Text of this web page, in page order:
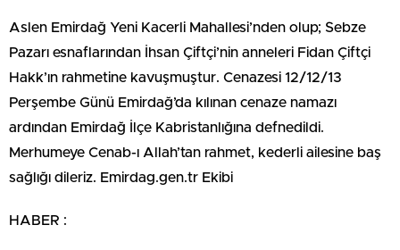
Aslen Emirdağ Yeni Kacerli Mahallesi’nden olup; Sebze
Pazarı esnaflarından İhsan Çiftçi’nin anneleri Fidan Çiftçi
Hakk’ın rahmetine kavuşmuştur. Cenazesi 12/12/13
Perşembe Günü Emirdağ’da kılınan cenaze namazı
ardından Emirdağ İlçe Kabristanlığına defnedildi.
Merhumeye Cenab-ı Allah’tan rahmet, kederli ailesine baş
sağlığı dileriz. Emirdag.gen.tr Ekibi
HABER :